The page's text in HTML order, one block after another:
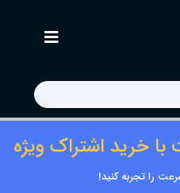
خرید اشتراک ویژه
را تجربه کنید!